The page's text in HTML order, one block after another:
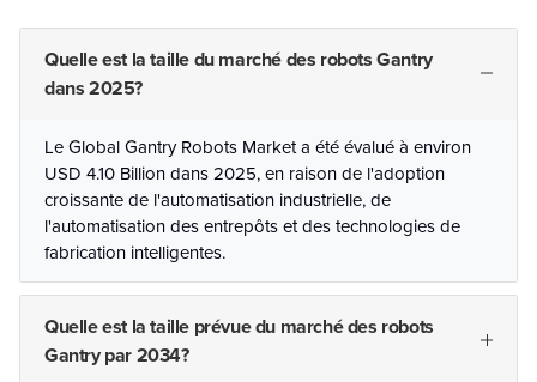
Quelle est la taille du marché des robots Gantry
dans 2025?
Le Global Gantry Robots Market a été évalué à environ
USD 4.10 Billion dans 2025, en raison de l'adoption
croissante de l'automatisation industrielle, de
l'automatisation des entrepôts et des technologies de
fabrication intelligentes.
Quelle est la taille prévue du marché des robots
Gantry par 2034?